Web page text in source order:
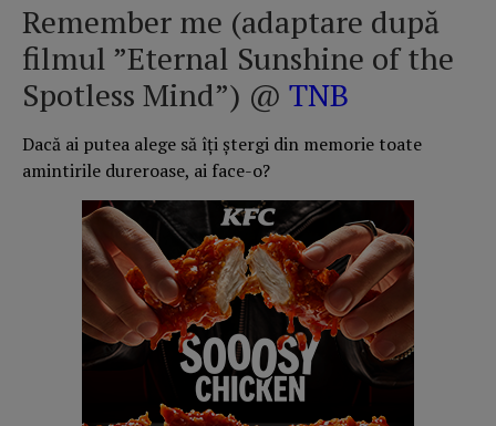
Remember me (adaptare după
filmul ”Eternal Sunshine of the
Spotless Mind”) @ TNB
Dacă ai putea alege să îți ștergi din memorie toate
amintirile dureroase, ai face-o?